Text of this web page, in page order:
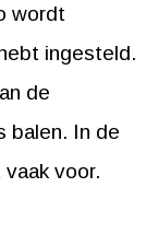
wordt
ingesteld.
de
balen. In de
voor.